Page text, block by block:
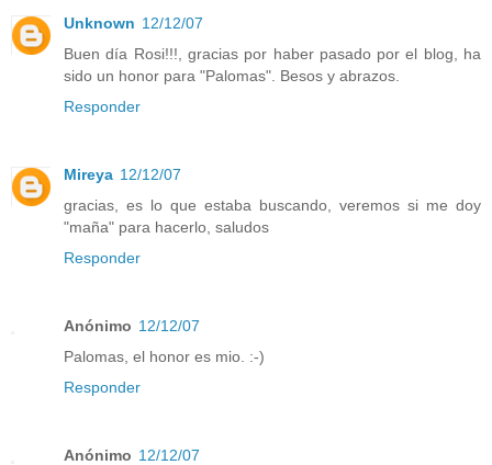
Unknown 12/12/07
Buen día Rosi!!!, gracias por haber pasado por el blog, ha
sido un honor para "Palomas". Besos y abrazos.
Responder
Mireya 12/12/07
gracias, es lo que estaba buscando, veremos si me doy
"maña" para hacerlo, saludos
Responder
Anónimo 12/12/07
Palomas, el honor es mio. :-)
Responder
Anónimo 12/12/07